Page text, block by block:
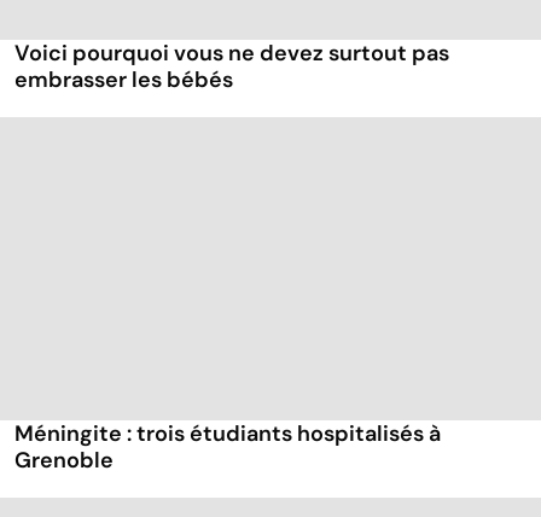
Voici pourquoi vous ne devez surtout pas
embrasser les bébés
Méningite : trois étudiants hospitalisés à
Grenoble